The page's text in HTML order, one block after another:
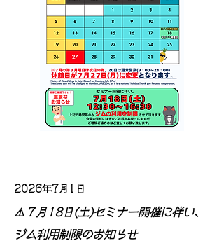
2026年7月1日
⚠️７月18日(土)セミナー開催に伴い、
ジム利用制限のお知らせ